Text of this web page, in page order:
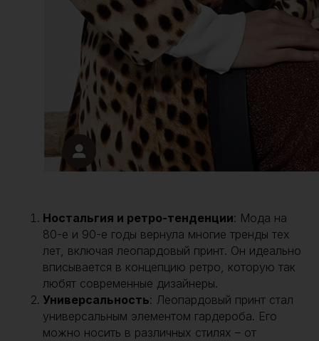
Ностальгия и ретро-тенденции: Мода на
80-е и 90-е годы вернула многие тренды тех
лет, включая леопардовый принт. Он идеально
вписывается в концепцию ретро, которую так
любят современные дизайнеры.
Универсальность: Леопардовый принт стал
универсальным элементом гардероба. Его
можно носить в различных стилях – от